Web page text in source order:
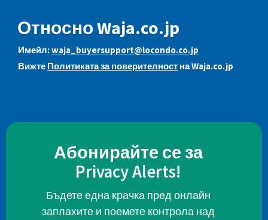
Относно Waja.co.jp
Имейл:waja_buyersupport@locondo.co.jp
Вижте Политиката за поверителност на Waja.co.jp
Абонирайте се за
Privacy Alerts!
Бъдете една крачка пред онлайн
заплахите и поемете контрола над